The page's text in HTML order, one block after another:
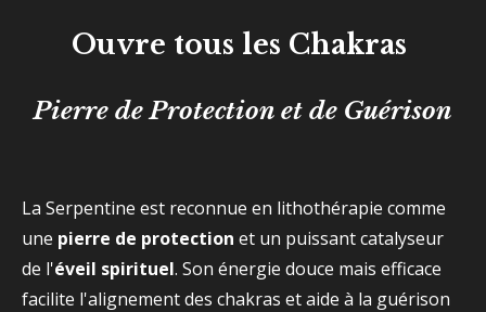
Ouvre tous les Chakras
Pierre de Protection et de Guérison
La Serpentine est reconnue en lithothérapie comme
une pierre de protection et un puissant catalyseur
de l'éveil spirituel. Son énergie douce mais efficace
facilite l'alignement des chakras et aide à la guérison